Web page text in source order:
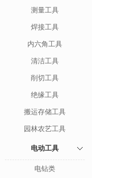
测量工具
焊接工具
内六角工具
清洁工具
削切工具
绝缘工具
搬运存储工具
园林农艺工具
电动工具
电钻类